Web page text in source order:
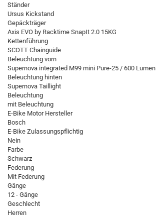
Ständer
Ursus Kickstand
Gepäckträger
Axis EVO by Racktime SnapIt 2.0 15KG
Kettenführung
SCOTT Chainguide
Beleuchtung vorn
Supernova integrated M99 mini Pure-25 / 600 Lumen
Beleuchtung hinten
Supernova Taillight
Beleuchtung
mit Beleuchtung
E-Bike Motor Hersteller
Bosch
E-Bike Zulassungspflichtig
Nein
Farbe
Schwarz
Federung
Mit Federung
Gänge
12 - Gänge
Geschlecht
Herren